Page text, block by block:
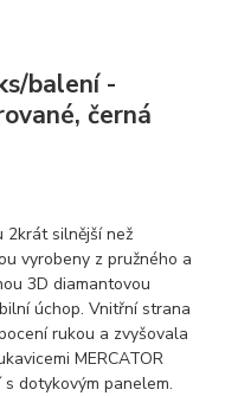
balení -
černá
2krát silnější než
vyrobeny z pružného a
3D diamantovou
úchop. Vnitřní strana
rukou a zvyšovala
MERCATOR
dotykovým panelem.